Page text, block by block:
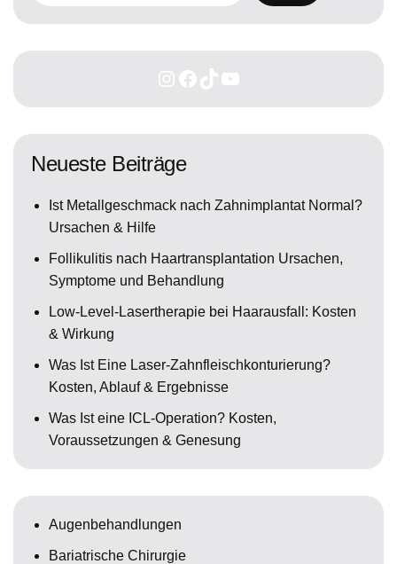
Neueste Beiträge
Ist Metallgeschmack nach Zahnimplantat Normal?
Ursachen & Hilfe
Follikulitis nach Haartransplantation Ursachen,
Symptome und Behandlung
Low-Level-Lasertherapie bei Haarausfall: Kosten
& Wirkung
Was Ist Eine Laser-Zahnfleischkonturierung?
Kosten, Ablauf & Ergebnisse
Was Ist eine ICL-Operation? Kosten,
Voraussetzungen & Genesung
Augenbehandlungen
Bariatrische Chirurgie